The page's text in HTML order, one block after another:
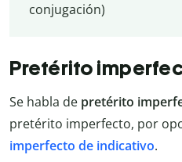
conjugación)
Pretérito
Se habla de pretérito
pretérito imperfecto, por
imperfecto de indicativo.